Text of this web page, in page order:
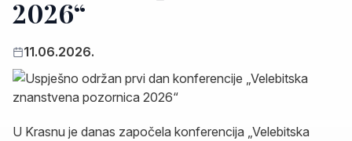
2026“
11.06.2026.
U Krasnu je danas započela konferencija „Velebitska